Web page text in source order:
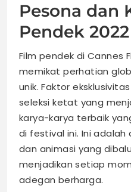
Pesona dan
Pendek 2022
Film pendek di Cannes
memikat perhatian
unik. Faktor
seleksi ketat yang
karya-karya terbaik
di festival ini. Ini adalah
dan animasi yang
menjadikan setiap
adegan berharga.